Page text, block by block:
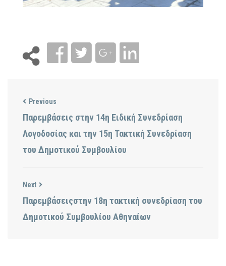
Previous
Παρεμβάσεις στην 14η Ειδική Συνεδρίαση
Λογοδοσίας και την 15η Τακτική Συνεδρίαση
του Δημοτικού Συμβουλίου
Next
Παρεμβάσειςστην 18η τακτική συνεδρίαση του
Δημοτικού Συμβουλίου Αθηναίων